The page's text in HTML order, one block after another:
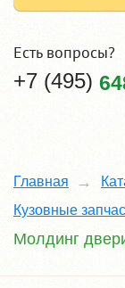
Есть вопросы?
+7 (495)
Главная
Кузовные
Молдинг